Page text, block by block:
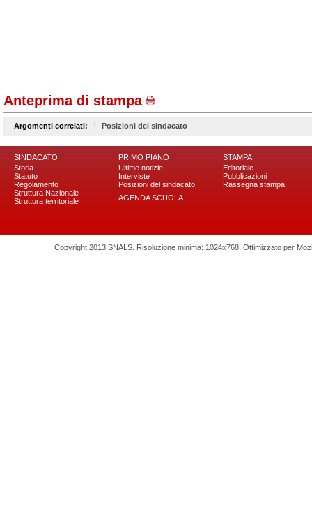
Anteprima di stampa
Argomenti correlati: Posizioni del sindacato
SINDACATO
Storia
Statuto
Regolamento
Struttura Nazionale
Struttura territoriale
PRIMO PIANO
Ultime notizie
Interviste
Posizioni del sindacato
AGENDA SCUOLA
STAMPA
Editoriale
Pubblicazioni
Rassegna stampa
Copyright 2013 SNALS. Risoluzione minima: 1024x768. Ottimizzato per